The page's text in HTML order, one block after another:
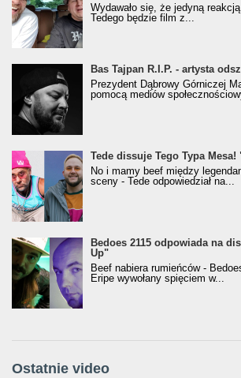
Wydawało się, że jedyną
Tedego będzie film z...
Bas Tajpan R.I.P. - artysta
Prezydent Dąbrowy Górniczej
pomocą mediów
Tede dissuje Tego Typa
No i mamy beef między
sceny - Tede odpowiedział na...
Bedoes 2115 odpowiada na
Up"
Beef nabiera rumieńców -
Eripe wywołany spięciem w...
Ostatnie video